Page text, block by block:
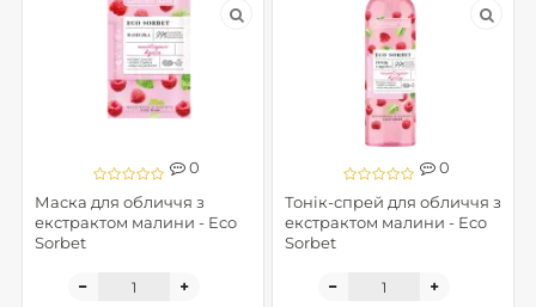
0
Маска для обличчя з
екстрактом малини - Eco
Sorbet
0
Тонік-спрей для обличчя з
екстрактом малини - Eco
Sorbet